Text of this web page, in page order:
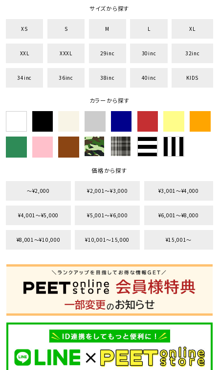
サイズから探す
XS S M L XL
XXL XXXL 29inc 30inc 32inc
34inc 36inc 38inc 40inc KIDS
カラーから探す
価格から探す
〜¥2,000 ¥2,001〜¥3,000 ¥3,001〜¥4,000
¥4,001〜¥5,000 ¥5,001〜¥6,000 ¥6,001〜¥8,000
¥8,001〜¥10,000 ¥10,001〜15,000 ¥15,001〜